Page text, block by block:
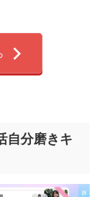
自分磨きキ